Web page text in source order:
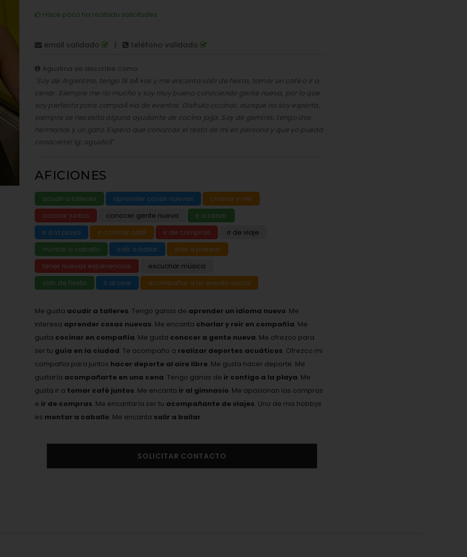
Hace poco ha recibido solicitudes
email validado | teléfono validado
Agustina se describe como:
"Soy de Argentina, tengo 18 aÃ±os y me encanta salir de fiesta, tomar un cafe o ir a
cenar. Siempre me rio mucho y soy muy buena conociendo gente nueva, por lo que
soy perfecta para compaÃ±ia de eventos. Disfruto cocinar, aunque no soy experta,
siempre se necesita alguna ayudante de cocina jajja. Soy de geminis, tengo dos
hermanos y un gato. Espero que conozcas el resto de mi en persona y que yo pueda
conocerte! ig: agusfal1"
AFICIONES
acudir a talleres aprender cosas nuevas
charlar y reir
cocinar juntos
conocer gente nueva
ir a cenar
ir a la playa
ir a tomar café ir de compras
ir de viaje
montar a caballo
salir a bailar
salir a pasear
tener nuevas experiencias
escuchar música
salir de fiesta
ir al cine acompañar a un evento social
Me gusta acudir a talleres. Tengo ganas de aprender un idioma nuevo. Me
interesa aprender cosas nuevas. Me encanta charlar y reir en compañía. Me
gusta cocinar en compañía. Me gusta conocer a gente nueva. Me ofrezco para
ser tu guía en la ciudad. Te acompaño a realizar deportes acuáticos. Ofrezco mi
compañia para juntos hacer deporte al aire libre. Me gusta hacer deporte. Me
gustaría acompañarte en una cena. Tengo ganas de ir contigo a la playa. Me
gusta ir a tomar café juntos. Me encanta ir al gimnasio. Me apasionan las compras
e ir de compras. Me encantaría ser tu acompañante de viajes. Uno de mis hobbys
es montar a caballo. Me encanta salir a bailar.
SOLICITAR CONTACTO